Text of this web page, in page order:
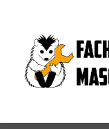
springen